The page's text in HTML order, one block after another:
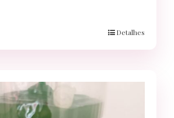
Detalhes